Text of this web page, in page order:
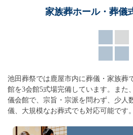
家族葬ホール・葬儀
池田葬祭では鹿屋市内に葬儀・家族葬
館を3会館5式場完備しています。
また
儀会館で、宗旨・宗派を問わず、 少人
儀、大規模なお葬式でも対応可能です。